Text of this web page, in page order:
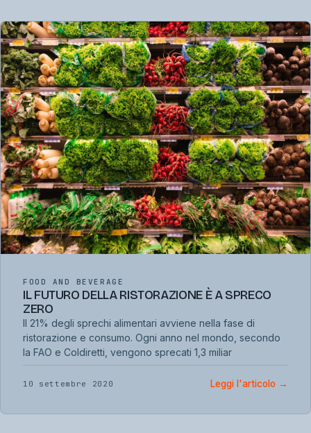
FOOD AND BEVERAGE
IL FUTURO DELLA RISTORAZIONE È A SPRECO
ZERO
Il 21% degli sprechi alimentari avviene nella fase di
ristorazione e consumo. Ogni anno nel mondo, secondo
la FAO e Coldiretti, vengono sprecati 1,3 miliar
10 settembre 2020 Leggi l'articolo →